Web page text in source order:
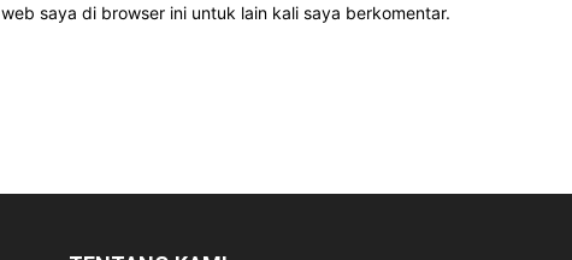
saya di browser ini untuk lain kali saya berkomentar.